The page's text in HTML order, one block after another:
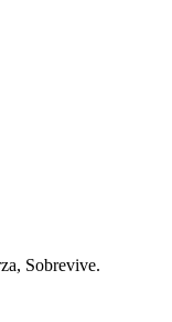
Sobrevive.